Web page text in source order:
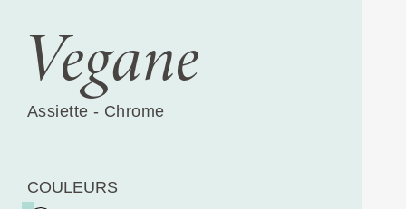
Vegane
Assiette - Chrome
COULEURS